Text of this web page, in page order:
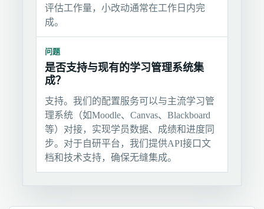
评估工作量，小改动通常在工作日内完
成。
问题
是否支持与现有的学习管理系统集
成？
支持。我们的配置服务可以与主流学习管
理系统（如Moodle、Canvas、Blackboard
等）对接，实现学员数据、成绩和进度同
步。对于自研平台，我们提供API接口文
档和技术支持，确保无缝集成。